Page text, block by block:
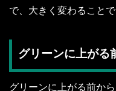
で、大きく変わることで
グリーンに上がる
グリーンに上がる前か